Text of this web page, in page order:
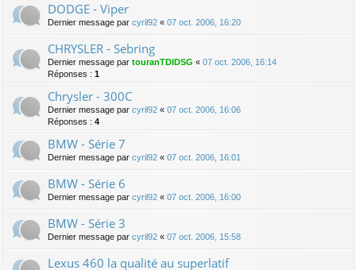
DODGE - Viper
Dernier message par cyril92 « 07 oct. 2006, 16:20
CHRYSLER - Sebring
Dernier message par touranTDIDSG « 07 oct. 2006, 16:14
Réponses : 1
Chrysler - 300C
Dernier message par cyril92 « 07 oct. 2006, 16:06
Réponses : 4
BMW - Série 7
Dernier message par cyril92 « 07 oct. 2006, 16:01
BMW - Série 6
Dernier message par cyril92 « 07 oct. 2006, 16:00
BMW - Série 3
Dernier message par cyril92 « 07 oct. 2006, 15:58
Lexus 460 la qualité au superlatif